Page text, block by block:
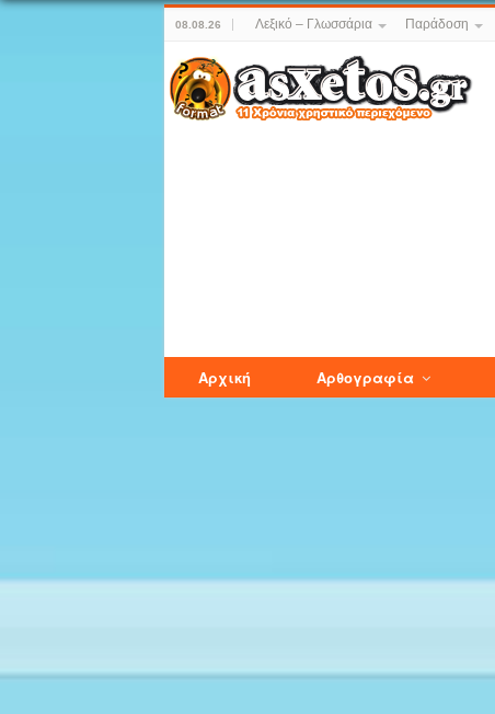
08.08.26 Λεξικό – Γλωσσάρια Παράδοση
Αρχική Αρθογραφία